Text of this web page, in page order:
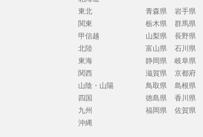
東北
青森県 岩手県
関東
栃木県 群馬県
甲信越
山梨県 長野県
北陸
富山県 石川県
東海
静岡県 岐阜県
関西
滋賀県 京都府
山陰・山陽
鳥取県 島根県
四国
徳島県 香川県
九州
福岡県 佐賀県
沖縄